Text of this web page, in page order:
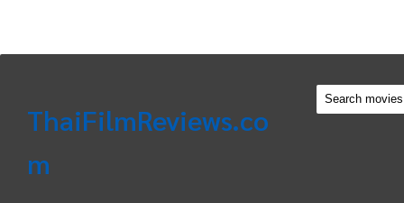
ThaiFilmReviews.co
m